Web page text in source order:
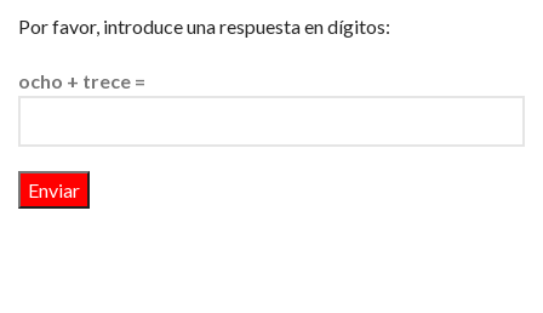
Por favor, introduce una respuesta en dígitos:
ocho + trece =